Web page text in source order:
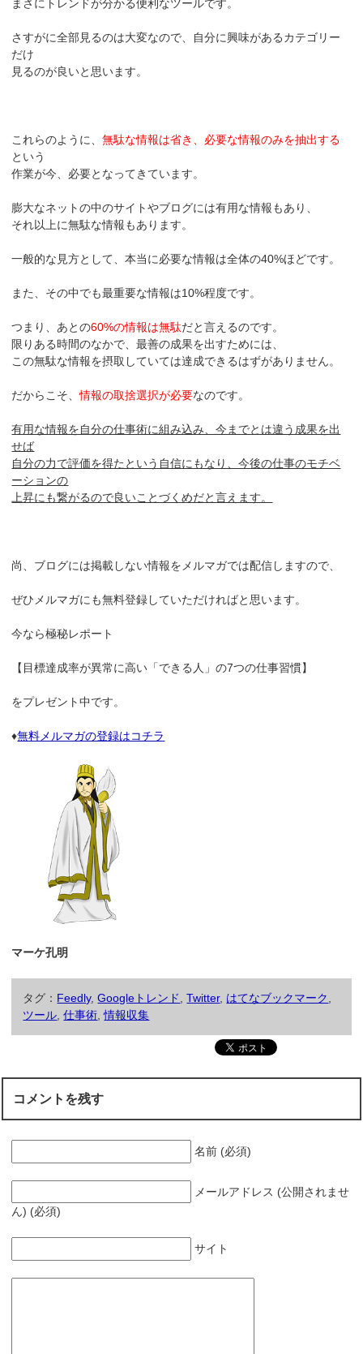
まさにトレンドが分かる便利なツールです。
さすがに全部見るのは大変なので、自分に興味があるカテゴリー
だけ
見るのが良いと思います。
これらのように、無駄な情報は省き、必要な情報のみを抽出する
という
作業が今、必要となってきています。
膨大なネットの中のサイトやブログには有用な情報もあり、
それ以上に無駄な情報もあります。
一般的な見方として、本当に必要な情報は全体の40%ほどです。
また、その中でも最重要な情報は10%程度です。
つまり、あとの60%の情報は無駄だと言えるのです。
限りある時間のなかで、最善の成果を出すためには、
この無駄な情報を摂取していては達成できるはずがありません。
だからこそ、情報の取捨選択が必要なのです。
有用な情報を自分の仕事術に組み込み、今までとは違う成果を出
せば
自分の力で評価を得たという自信にもなり、今後の仕事のモチベ
ーションの
上昇にも繋がるので良いことづくめだと言えます。
尚、ブログには掲載しない情報をメルマガでは配信しますので、
ぜひメルマガにも無料登録していただければと思います。
今なら極秘レポート
【目標達成率が異常に高い「できる人」の7つの仕事習慣】
をプレゼント中です。
♦無料メルマガの登録はコチラ
マーケ孔明
タグ： Feedly,Googleトレンド ,Twitter, はてなブックマーク
ツール ,仕事術 ,情報収集
コメントを残す
名前 (必須)
メールアドレス (公開されませ
ん) (必須)
サイト